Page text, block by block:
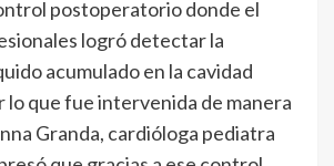
postoperatorio donde el
logró detectar la
acumulado en la cavidad
lo que fue intervenida de manera
Granda, cardióloga pediatra